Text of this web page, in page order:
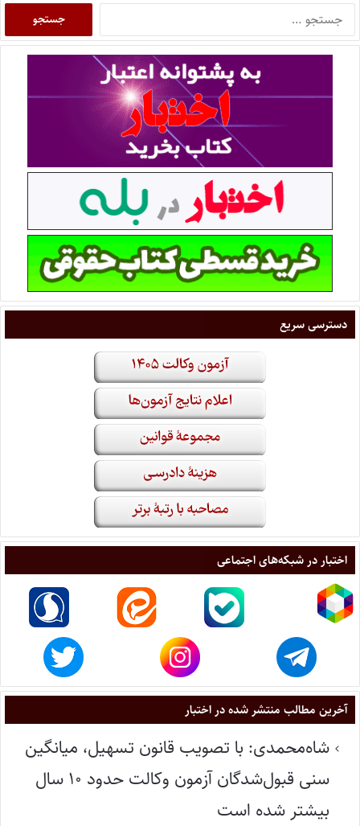
دسترسی سریع
اختبار در شبکه‌های اجتماعی
آخرین مطالب منتشر شده در اختبار
شاه‌محمدی: با تصویب قانون تسهیل، میانگین
سنی قبول‌شدگان آزمون وکالت حدود ۱۰ سال
بیشتر شده است